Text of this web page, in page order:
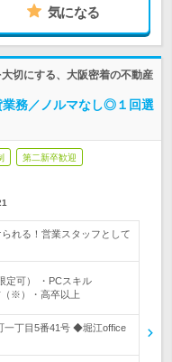
気になる
切にする、大阪密着の不動産
業務／ノルマなし◎１回選
第二新卒歓迎
れる！営業スタッフとして
定可） ・PCスキル
（※）・高卒以上
一丁目5番41号 ◆堀江office